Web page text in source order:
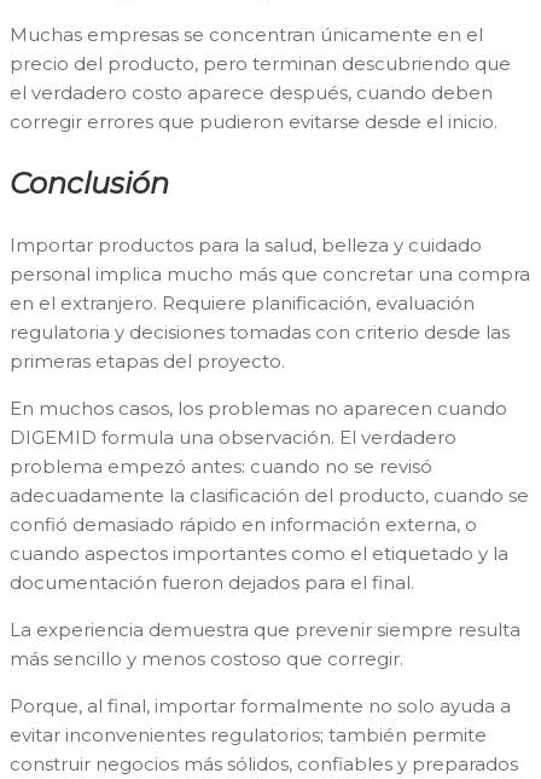
Muchas empresas se concentran únicamente en el
precio del producto, pero terminan descubriendo que
el verdadero costo aparece después, cuando deben
corregir errores que pudieron evitarse desde el inicio.
Conclusión
Importar productos para la salud, belleza y cuidado
personal implica mucho más que concretar una compra
en el extranjero. Requiere planificación, evaluación
regulatoria y decisiones tomadas con criterio desde las
primeras etapas del proyecto.
En muchos casos, los problemas no aparecen cuando
DIGEMID formula una observación. El verdadero
problema empezó antes: cuando no se revisó
adecuadamente la clasificación del producto, cuando se
confió demasiado rápido en información externa, o
cuando aspectos importantes como el etiquetado y la
documentación fueron dejados para el final.
La experiencia demuestra que prevenir siempre resulta
más sencillo y menos costoso que corregir.
Porque, al final, importar formalmente no solo ayuda a
evitar inconvenientes regulatorios; también permite
construir negocios más sólidos, confiables y preparados